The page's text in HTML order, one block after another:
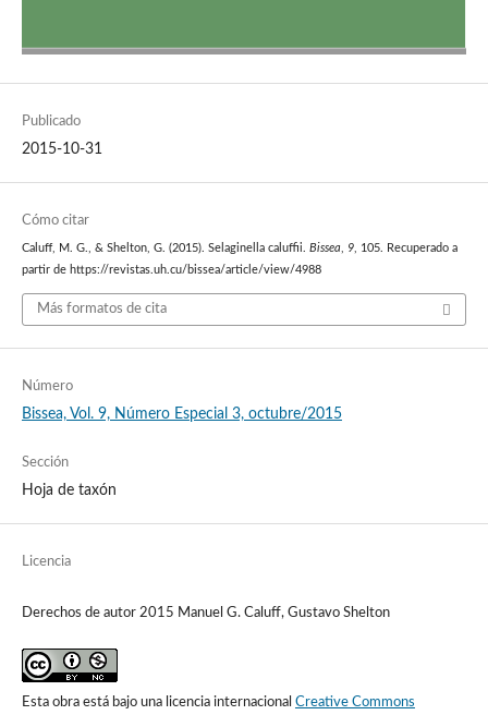
Publicado
2015-10-31
Cómo citar
Caluff, M. G., & Shelton, G. (2015). Selaginella caluffii. Bissea, 9, 105. Recuperado a
partir de https://revistas.uh.cu/bissea/article/view/4988
Más formatos de cita
Número
Bissea, Vol. 9, Número Especial 3, octubre/2015
Sección
Hoja de taxón
Licencia
Derechos de autor 2015 Manuel G. Caluff, Gustavo Shelton
Esta obra está bajo una licencia internacional Creative Commons